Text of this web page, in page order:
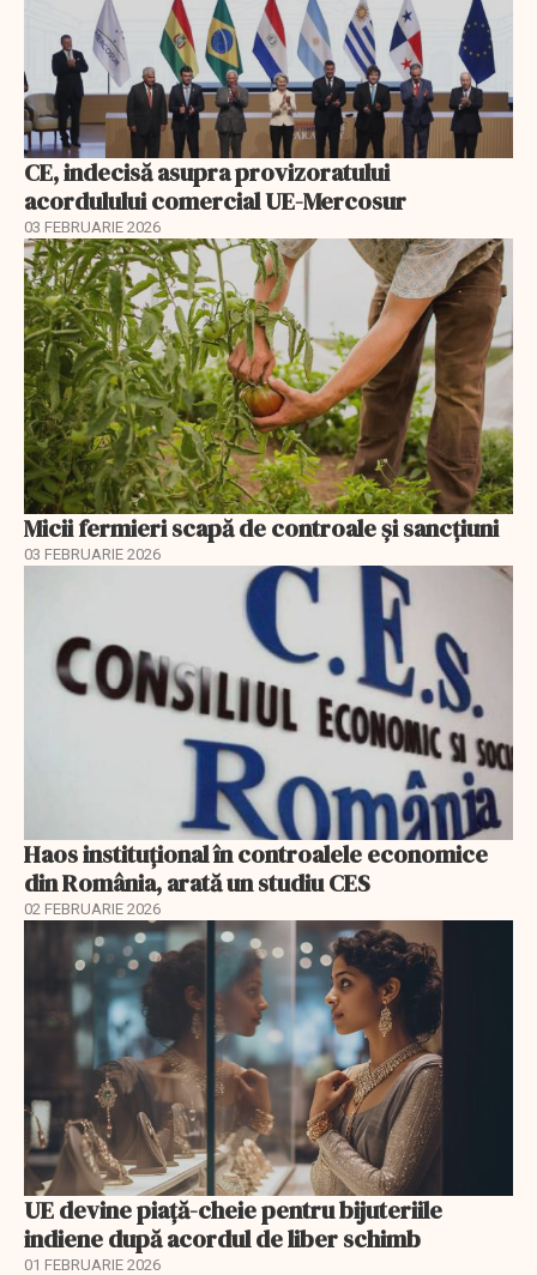
CE, indecisă asupra provizoratului
acordulului comercial UE-Mercosur
03 FEBRUARIE 2026
Micii fermieri scapă de controale și sancțiuni
03 FEBRUARIE 2026
Haos instituțional în controalele economice
din România, arată un studiu CES
02 FEBRUARIE 2026
UE devine piață-cheie pentru bijuteriile
indiene după acordul de liber schimb
01 FEBRUARIE 2026